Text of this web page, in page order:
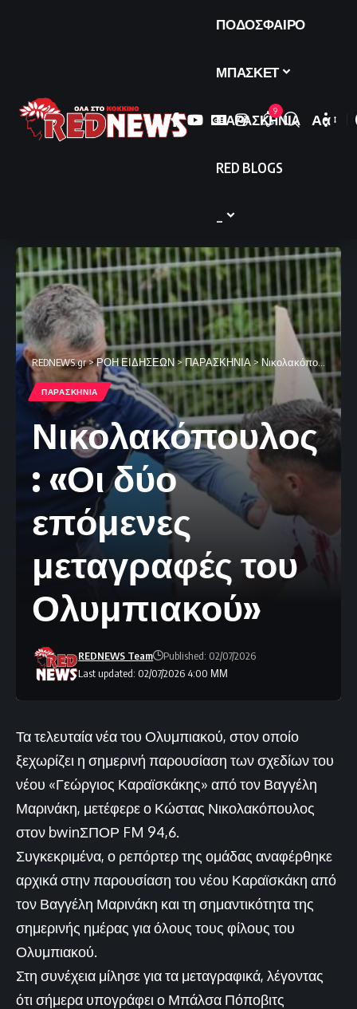
ΠΟΔΟΣΦΑΙΡΟ
ΜΠΑΣΚΕΤ
ΠΑΡΑΣΚΗΝΙΑ
RED BLOGS
9
Font
Αα
REDNEWS.gr>ΡΟΗ ΕΙΔΗΣΕΩΝ> ΠΑΡΑΣΚΗΝΙΑ>Νικολακόπουλος: «Οι δύο επόμενες μεταγραφές του Ολυμπιακού»
ΠΑΡΑΣΚΗΝΙΑ
Νικολακόπουλος
: «Οι δύο
επόμενες
μεταγραφές του
Ολυμπιακού»
Last updated: 02/07/2026 4:00 ΜΜ
REDNEWS Team Published: 02/07/2026
Τα τελευταία νέα του Ολυμπιακού, στον οποίο
ξεχωρίζει η σημερινή παρουσίαση των σχεδίων του
νέου «Γεώργιος Καραϊσκάκης» από τον Βαγγέλη
Μαρινάκη, μετέφερε ο Κώστας Νικολακόπουλος
στον bwinΣΠΟΡ FM 94,6.
Συγκεκριμένα, ο ρεπόρτερ της ομάδας αναφέρθηκε
αρχικά στην παρουσίαση του νέου Καραϊσκάκη από
τον Βαγγέλη Μαρινάκη και τη σημαντικότητα της
σημερινής ημέρας για όλους τους φίλους του
Ολυμπιακού.
Στη συνέχεια μίλησε για τα μεταγραφικά, λέγοντας
ότι σήμερα υπογράφει ο Μπάλσα Πόποβιτς